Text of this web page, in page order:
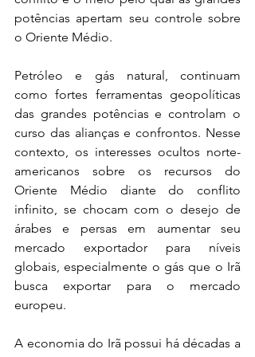
potências apertam seu controle sobre
o Oriente Médio.
Petróleo e gás natural, continuam
como fortes ferramentas geopolíticas
das grandes potências e controlam o
curso das alianças e confrontos. Nesse
contexto, os interesses ocultos norte-
americanos sobre os recursos do
Oriente Médio diante do conflito
infinito, se chocam com o desejo de
árabes e persas em aumentar seu
mercado exportador para níveis
globais, especialmente o gás que o Irã
busca exportar para o mercado
europeu.
A economia do Irã possui há décadas a